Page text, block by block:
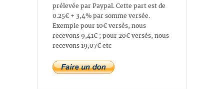
prélevée par Paypal. Cette part est de
0.25€ + 3,4% par somme versée.
Exemple pour 10€ versés, nous
recevons 9,41€ ; pour 20€ versés, nous
recevons 19,07€ etc